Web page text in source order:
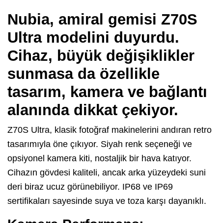
Nubia, amiral gemisi Z70S
Ultra modelini duyurdu.
Cihaz, büyük değişiklikler
sunmasa da özellikle
tasarım, kamera ve bağlantı
alanında dikkat çekiyor.
Z70S Ultra, klasik fotoğraf makinelerini andıran retro
tasarımıyla öne çıkıyor. Siyah renk seçeneği ve
opsiyonel kamera kiti, nostaljik bir hava katıyor.
Cihazın gövdesi kaliteli, ancak arka yüzeydeki suni
deri biraz ucuz görünebiliyor. IP68 ve IP69
sertifikaları sayesinde suya ve toza karşı dayanıklı.